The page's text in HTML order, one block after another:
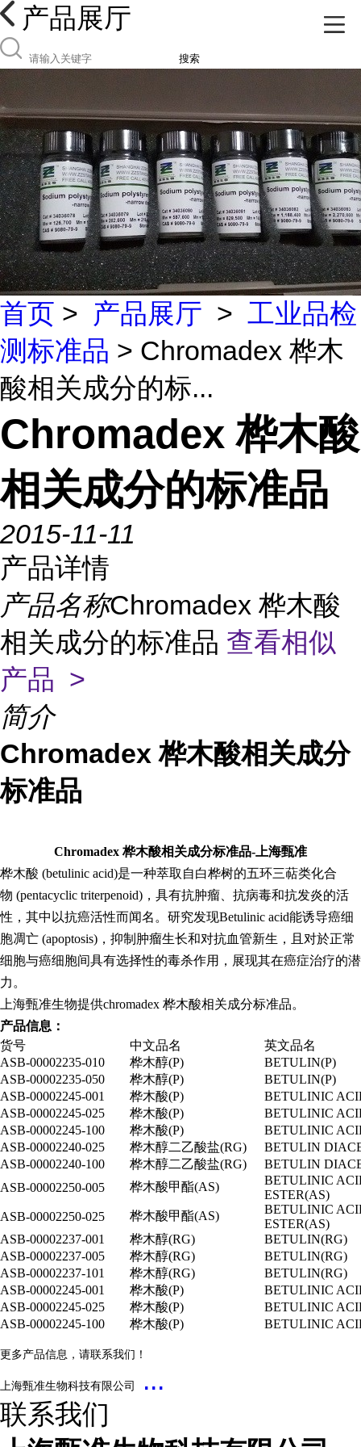
产品展厅
搜索
首页 > 产品展厅 > 工业品检
测标准品 > Chromadex 桦木
酸相关成分的标...
Chromadex 桦木酸
相关成分的标准品
2015-11-11
产品详情
产品名称Chromadex 桦木酸
相关成分的标准品 查看相似
产品 >
简介
Chromadex 桦木酸相关成分
标准品
Chromadex 桦木酸相关成分标准品- 上海甄准
桦木酸 (betulinic acid)是一种萃取自白桦树的五环三萜类化合
物 (pentacyclic triterpenoid) ，具有抗肿瘤、抗病毒和抗发炎的活
性，其中以抗癌活性而闻名。研究发现Betulinic acid能诱导癌细
胞凋亡 (apoptosis) ，抑制肿瘤生长和对抗血管新生，且对於正常
细胞与癌细胞间具有选择性的毒杀作用，展现其在癌症治疗的潜
力。
上海甄准生物提供chromadex 桦木酸相关成分标准品。
产品信息：
货号
中文品名
英文品名
ASB-00002235-010
桦木醇(P)
BETULIN(P)
ASB-00002235-050
桦木醇(P)
BETULIN(P)
ASB-00002245-001
桦木酸(P)
BETULINIC
ASB-00002245-025
桦木酸(P)
BETULINIC
ASB-00002245-100
桦木酸(P)
BETULINIC
ASB-00002240-025
桦木醇二乙酸盐(RG)
BETULIN
ASB-00002240-100
桦木醇二乙酸盐(RG)
BETULIN
ASB-00002250-005
桦木酸甲酯(AS)
BETULINIC
ESTER(AS)
ASB-00002250-025
桦木酸甲酯(AS)
BETULINIC
ESTER(AS)
ASB-00002237-001
桦木醇(RG)
BETULIN(RG)
ASB-00002237-005
桦木醇(RG)
BETULIN(RG)
ASB-00002237-101
桦木醇(RG)
BETULIN(RG)
ASB-00002245-001
桦木酸(P)
BETULINIC
ASB-00002245-025
桦木酸(P)
BETULINIC
ASB-00002245-100
桦木酸(P) BETULINIC
更多产品信息，请联系我们！
上海甄准生物科技有限公司
...
联系我们